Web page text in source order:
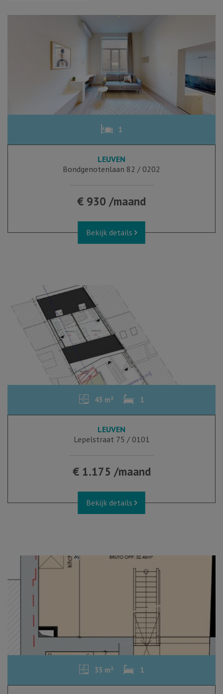
1
LEUVEN
Bondgenotenlaan 82 / 0202
€ 930 /maand
Bekijk details
43 m² 1
LEUVEN
Lepelstraat 75 / 0101
€ 1.175 /maand
Bekijk details
35 m² 1